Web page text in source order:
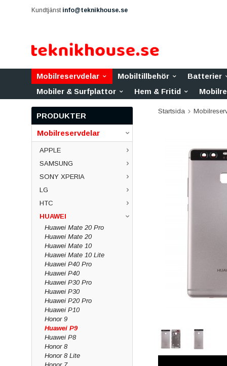
Kundtjänst info@teknikhouse.se
Mobilreservdelar Mobiltillbehör Batterier
Mobiler & Surfplattor
Hem & Fritid
PRODUKTER
Mobilreservdelar
APPLE
SAMSUNG
SONY XPERIA
LG
HTC
HUAWEI
Huawei Mate 20 Pro
Huawei Mate 20
Huawei Mate 10
Huawei Mate 10 Lite
Huawei P40 Pro
Huawei P40
Huawei P30 Pro
Huawei P30
Huawei P20 Pro
Huawei P10
Honor 9
Huawei P9
Huawei P8
Honor 8
Honor 8 Lite
Startsida